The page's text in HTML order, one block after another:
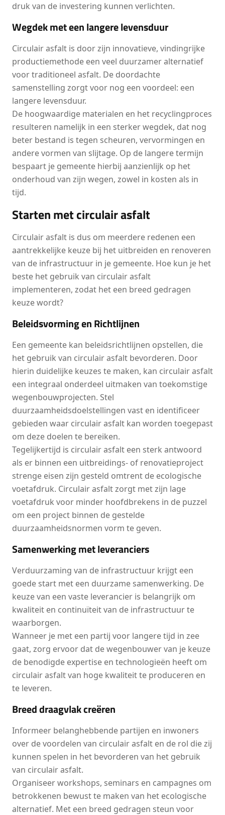
druk van de investering kunnen verlichten.
Wegdek met een langere levensduur
Circulair asfalt is door zijn innovatieve, vindingrijke
productiemethode een veel duurzamer alternatief
voor traditioneel asfalt. De doordachte
samenstelling zorgt voor nog een voordeel: een
langere levensduur.
De hoogwaardige materialen en het recyclingproces
resulteren namelijk in een sterker wegdek, dat nog
beter bestand is tegen scheuren, vervormingen en
andere vormen van slijtage. Op de langere termijn
bespaart je gemeente hierbij aanzienlijk op het
onderhoud van zijn wegen, zowel in kosten als in
tijd.
Starten met circulair asfalt
Circulair asfalt is dus om meerdere redenen een
aantrekkelijke keuze bij het uitbreiden en renoveren
van de infrastructuur in je gemeente. Hoe kun je het
beste het gebruik van circulair asfalt
implementeren, zodat het een breed gedragen
keuze wordt?
Beleidsvorming en Richtlijnen
Een gemeente kan beleidsrichtlijnen opstellen, die
het gebruik van circulair asfalt bevorderen. Door
hierin duidelijke keuzes te maken, kan circulair asfalt
een integraal onderdeel uitmaken van toekomstige
wegenbouwprojecten. Stel
duurzaamheidsdoelstellingen vast en identificeer
gebieden waar circulair asfalt kan worden toegepast
om deze doelen te bereiken.
Tegelijkertijd is circulair asfalt een sterk antwoord
als er binnen een uitbreidings- of renovatieproject
strenge eisen zijn gesteld omtrent de ecologische
voetafdruk. Circulair asfalt zorgt met zijn lage
voetafdruk voor minder hoofdbrekens in de puzzel
om een project binnen de gestelde
duurzaamheidsnormen vorm te geven.
Samenwerking met leveranciers
Verduurzaming van de infrastructuur krijgt een
goede start met een duurzame samenwerking. De
keuze van een vaste leverancier is belangrijk om
kwaliteit en continuïteit van de infrastructuur te
waarborgen.
Wanneer je met een partij voor langere tijd in zee
gaat, zorg ervoor dat de wegenbouwer van je keuze
de benodigde expertise en technologieën heeft om
circulair asfalt van hoge kwaliteit te produceren en
te leveren.
Breed draagvlak creëren
Informeer belanghebbende partijen en inwoners
over de voordelen van circulair asfalt en de rol die zij
kunnen spelen in het bevorderen van het gebruik
van circulair asfalt.
Organiseer workshops, seminars en campagnes om
betrokkenen bewust te maken van het ecologische
alternatief. Met een breed gedragen steun voor